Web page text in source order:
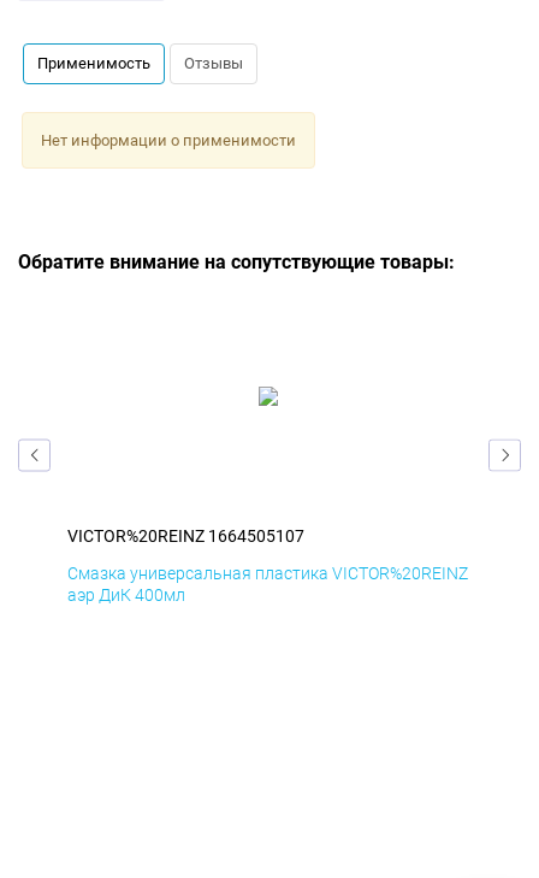
Применимость Отзывы
Нет информации о применимости
Обратите внимание на сопутствующие товары:
VICTOR%20REINZ 1664505107
Смазка универсальная пластика VICTOR%20REINZ
аэр ДиК 400мл